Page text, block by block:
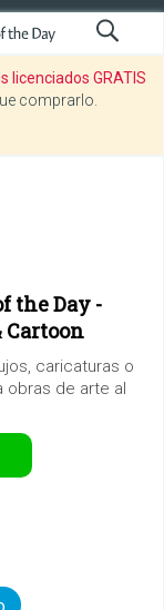
licenciados GRATIS
comprarlo.
the Day -
Cartoon
caricaturas o
de arte al